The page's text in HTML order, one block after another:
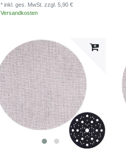
* inkl. ges. MwSt.zzgl. 5,90 €
Versandkosten